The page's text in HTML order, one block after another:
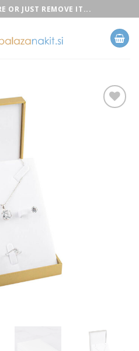
OR JUST REMOVE IT...